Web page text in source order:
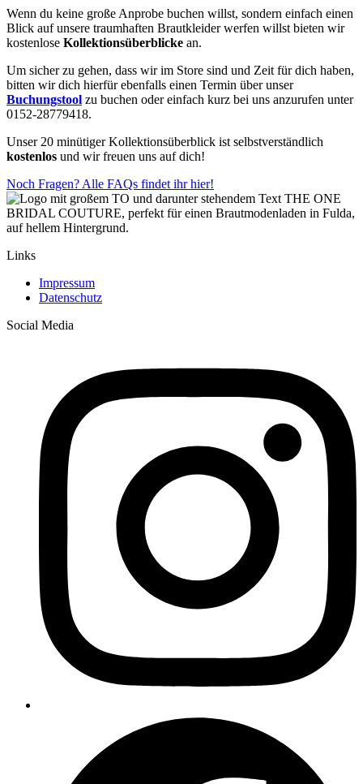
Wenn du keine große Anprobe buchen willst, sondern einfach einen
Blick auf unsere traumhaften Brautkleider werfen willst bieten wir
kostenlose Kollektionsüberblicke an.
Um sicher zu gehen, dass wir im Store sind und Zeit für dich haben,
bitten wir dich hierfür ebenfalls einen Termin über unser
Buchungstool zu buchen oder einfach kurz bei uns anzurufen unter
0152-28779418.
Unser 20 minütiger Kollektionsüberblick ist selbstverständlich
kostenlos und wir freuen uns auf dich!
Noch Fragen? Alle FAQs findet ihr hier!
Links
Impressum
Datenschutz
Social Media